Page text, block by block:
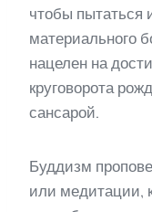
чтобы пытаться
материального
нацелен на
круговорота
сансарой.
Буддизм
или медитации,